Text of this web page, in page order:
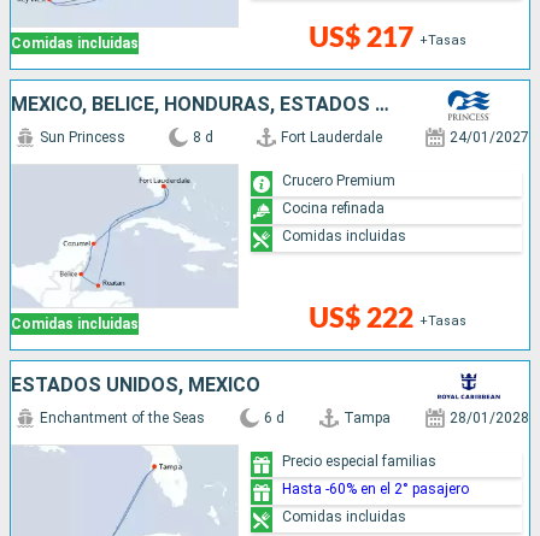
Comidas incluidas US$ 217 +Tasas
MÉXICO, BELICE, HONDURAS, ESTADOS UNIDOS
Comidas incluidas
Sun Princess 8 d Fort Lauderdale 24/01/2027
US$ 222 +Tasas
Crucero Premium
Cocina refinada
Comidas incluidas
ESTADOS UNIDOS, MÉXICO
Enchantment of the Seas 6 d Tampa 28/01/2028
Precio especial familias
Hasta -60% en el 2° pasajero
Comidas incluidas